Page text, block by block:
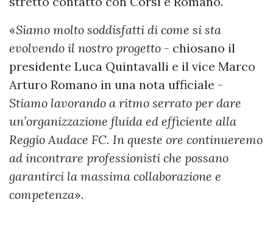
«Siamo molto soddisfatti di come si sta
evolvendo il nostro progetto - chiosano il
presidente Luca Quintavalli e il vice Marco
Arturo Romano in una nota ufficiale -
Stiamo lavorando a ritmo serrato per dare
un’organizzazione fluida ed efficiente alla
Reggio Audace FC. In queste ore continueremo
ad incontrare professionisti che possano
garantirci la massima collaborazione e
competenza».